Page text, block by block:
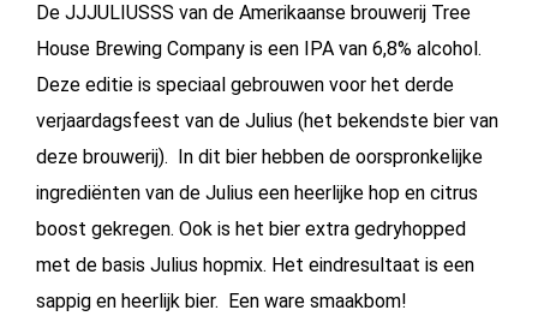
De JJJULIUSSS van de Amerikaanse brouwerij Tree
House Brewing Company is een IPA van 6,8% alcohol.
Deze editie is speciaal gebrouwen voor het derde
verjaardagsfeest van de Julius (het bekendste bier van
deze brouwerij). In dit bier hebben de oorspronkelijke
ingrediënten van de Julius een heerlijke hop en citrus
boost gekregen. Ook is het bier extra gedryhopped
met de basis Julius hopmix. Het eindresultaat is een
sappig en heerlijk bier. Een ware smaakbom!